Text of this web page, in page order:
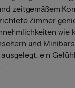
zeitgemäßem
Zimmer
wie
und
ein